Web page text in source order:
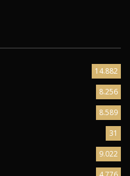
14.882
8.256
8.589
31
9.022